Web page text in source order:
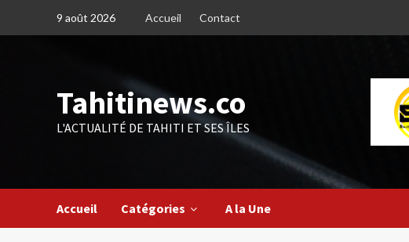
9 août 2026 Accueil Contact
Tahitinews.co
L'ACTUALITÉ DE TAHITI ET SES ÎLES
Accueil Catégories A la Une